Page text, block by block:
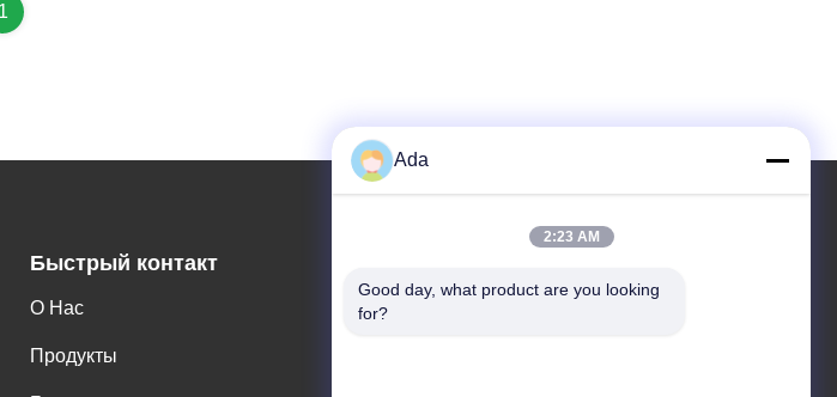
1
Быстрый контакт
О Нас
Продукты
Адрес
Ada
2:23 AM
Good day, what product are you looking
for?